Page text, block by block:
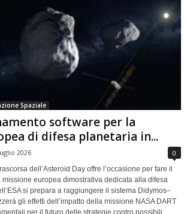
Spaziale
software per la
di difesa planetaria in...
2026 0
dell’Asteroid Day offre l’occasione per fare il
europea dimostrativa dedicata alla difesa
si prepara a raggiungere il sistema Didymos–
gli effetti dell’impatto della missione NASA DART